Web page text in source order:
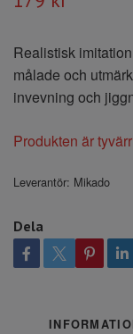
Realistisk
målade och
invevning och
Produkten är
Leverantör: Mikado
Dela